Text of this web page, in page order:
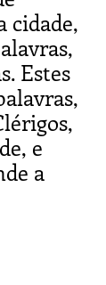
cidade,
Estes
e
a